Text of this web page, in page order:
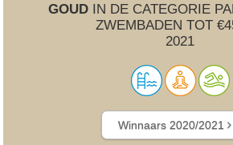
GOUD IN DE CATEGORIE
ZWEMBADEN TOT
2021
Winnaars 2020/2021